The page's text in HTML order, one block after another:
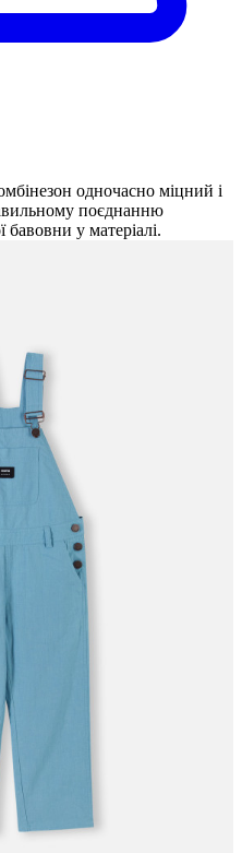
одночасно міцний і
поєднанню
бавовни у матеріалі.